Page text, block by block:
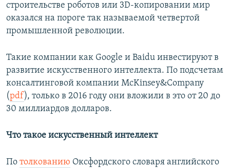
строительстве роботов или 3D-копировании мир
оказался на пороге так называемой четвертой
промышленной революции.
Такие компании как Google и Baidu инвестируют в
развитие искусственного интеллекта. По подсчетам
консалтинговой компании McKinsey&Company
(pdf ), только в 2016 году они вложили в это от 20 до
30 миллиардов долларов.
Что такое искусственный интеллект
По толкованию Оксфордского словаря английского